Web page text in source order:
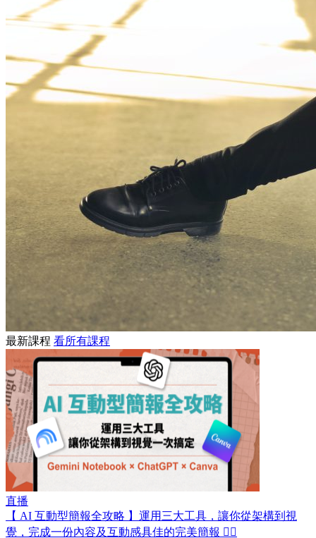
最新課程 看所有課程
直播
【 AI 互動型簡報全攻略 】運用三大工具，讓你從架構到視
覺，完成一份內容及互動感具佳的完美簡報 👍🏻